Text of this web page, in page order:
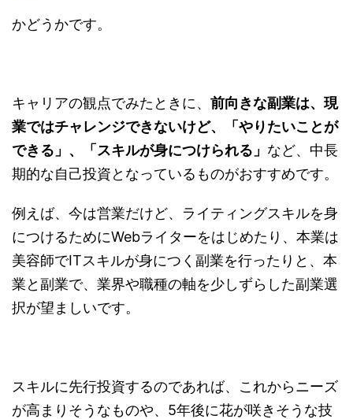
かどうかです。
キャリアの観点でみたときに、 前向きな副業は、現
業ではチャレンジできないけど、「やりたいことが
できる」、「スキルが身につけられる」 など、中長
期的な自己投資となっているものがおすすめです。
例えば、今は営業だけど、ライティングスキルを身
につけるためにWebライターをはじめたり、本業は
美容師でITスキルが身につく副業を行ったりと、本
業と副業で、業界や職種の軸を少しずらした副業選
択が望ましいです。
スキルに先行投資するのであれば、これからニーズ
が高まりそうなものや、5年後に花が咲きそうな技